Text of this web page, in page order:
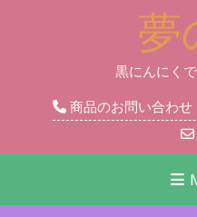
夢
黒にんにく
商品のお問い合わせ